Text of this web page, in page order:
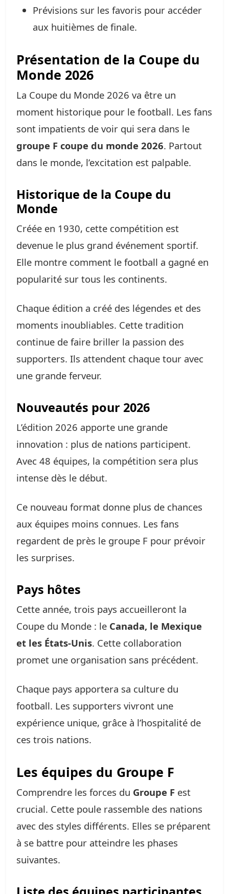
Prévisions sur les favoris pour accéder
aux huitièmes de finale.
Présentation de la Coupe du
Monde 2026
La Coupe du Monde 2026 va être un
moment historique pour le football. Les fans
sont impatients de voir qui sera dans le
groupe F coupe du monde 2026. Partout
dans le monde, l’excitation est palpable.
Historique de la Coupe du
Monde
Créée en 1930, cette compétition est
devenue le plus grand événement sportif.
Elle montre comment le football a gagné en
popularité sur tous les continents.
Chaque édition a créé des légendes et des
moments inoubliables. Cette tradition
continue de faire briller la passion des
supporters. Ils attendent chaque tour avec
une grande ferveur.
Nouveautés pour 2026
L’édition 2026 apporte une grande
innovation : plus de nations participent.
Avec 48 équipes, la compétition sera plus
intense dès le début.
Ce nouveau format donne plus de chances
aux équipes moins connues. Les fans
regardent de près le groupe F pour prévoir
les surprises.
Pays hôtes
Cette année, trois pays accueilleront la
Coupe du Monde : le Canada, le Mexique
et les États-Unis. Cette collaboration
promet une organisation sans précédent.
Chaque pays apportera sa culture du
football. Les supporters vivront une
expérience unique, grâce à l’hospitalité de
ces trois nations.
Les équipes du Groupe F
Comprendre les forces du Groupe F est
crucial. Cette poule rassemble des nations
avec des styles différents. Elles se préparent
à se battre pour atteindre les phases
suivantes.